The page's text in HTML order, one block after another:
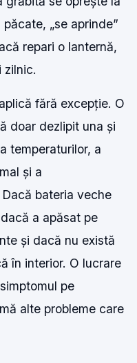
„se aprinde”
repari o lanternă,
zilnic.
fără excepție. O
doar dezlipit una și
temperaturilor, a
și a
bateria veche
a apăsat pe
și dacă nu există
în interior. O lucrare
pe
alte probleme care